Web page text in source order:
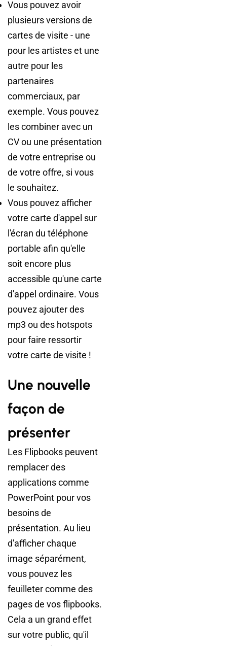
Vous pouvez avoir
plusieurs versions de
cartes de visite - une
pour les artistes et une
autre pour les
partenaires
commerciaux, par
exemple. Vous pouvez
les combiner avec un
CV ou une présentation
de votre entreprise ou
de votre offre, si vous
le souhaitez.
Vous pouvez afficher
votre carte d'appel sur
l'écran du téléphone
portable afin qu'elle
soit encore plus
accessible qu'une carte
d'appel ordinaire. Vous
pouvez ajouter des
mp3 ou des hotspots
pour faire ressortir
votre carte de visite !
Une nouvelle
façon de
présenter
Les Flipbooks peuvent
remplacer des
applications comme
PowerPoint pour vos
besoins de
présentation. Au lieu
d'afficher chaque
image séparément,
vous pouvez les
feuilleter comme des
pages de vos flipbooks.
Cela a un grand effet
sur votre public, qu'il